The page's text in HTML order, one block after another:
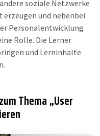
soziale Netzwerke
erzeugen und nebenbei
Personalentwicklung
Rolle. Die Lerner
und Lerninhalte
Thema „User